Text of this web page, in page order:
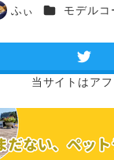
ふぃ カテゴリー
モデルコ
当サイトはア